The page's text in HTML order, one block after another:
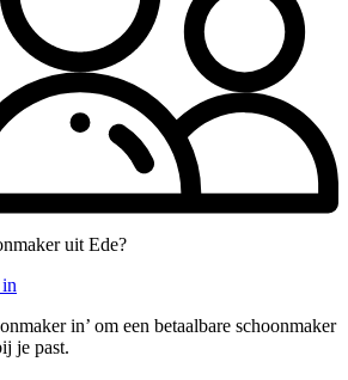
uit Ede?
in’ om een betaalbare schoonmaker
je past.